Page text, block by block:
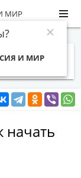
МИР
И МИР
начать